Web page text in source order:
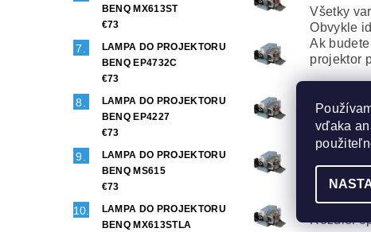
BENQ MX613ST
€73
LAMPA DO PROJEKTORU
BENQ EP4732C
€73
LAMPA DO PROJEKTORU
BENQ EP4227
€73
LAMPA DO PROJEKTORU
BENQ MS615
€73
LAMPA DO PROJEKTORU
BENQ MX613STLA
Všetky
Obvykle
Ak
projektor
To
Projektor
Veľmi
Phoenix,
Rozdiel
vďaka